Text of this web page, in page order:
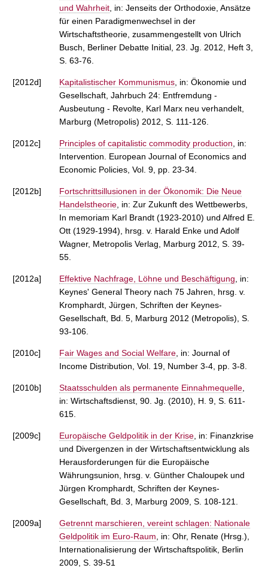
und Wahrheit , in: Jenseits der Orthodoxie, Ansätze
für einen Paradigmenwechsel in der
Wirtschaftstheorie, zusammengestellt von Ulrich
Busch, Berliner Debatte Initial, 23. Jg. 2012, Heft 3,
S. 63-76.
[2012d] Kapitalistischer Kommunismus , in: Ökonomie und
Gesellschaft, Jahrbuch 24: Entfremdung -
Ausbeutung - Revolte, Karl Marx neu verhandelt,
Marburg (Metropolis) 2012, S. 111-126.
[2012c] Principles of capitalistic commodity production , in:
Intervention. European Journal of Economics and
Economic Policies, Vol. 9, pp. 23-34.
[2012b]
Fortschrittsillusionen in der Ökonomik: Die Neue
Handelstheorie , in: Zur Zukunft des Wettbewerbs,
In memoriam Karl Brandt (1923-2010) und Alfred E.
Ott (1929-1994), hrsg. v. Harald Enke und Adolf
Wagner, Metropolis Verlag, Marburg 2012, S. 39-
55.
[2012a] Effektive Nachfrage, Löhne und Beschäftigung , in:
Keynes' General Theory nach 75 Jahren, hrsg. v.
Kromphardt, Jürgen, Schriften der Keynes-
Gesellschaft, Bd. 5, Marburg 2012 (Metropolis), S.
93-106.
[2010c] Fair Wages and Social Welfare , in: Journal of
Income Distribution, Vol. 19, Number 3-4, pp. 3-8.
[2010b] Staatsschulden als permanente Einnahmequelle
in: Wirtschaftsdienst, 90. Jg. (2010), H. 9, S. 611-
615.
[2009c] Europäische Geldpolitik in der Krise , in: Finanzkrise
und Divergenzen in der Wirtschaftsentwicklung als
Herausforderungen für die Europäische
Währungsunion, hrsg. v. Günther Chaloupek und
Jürgen Kromphardt, Schriften der Keynes-
Gesellschaft, Bd. 3, Marburg 2009, S. 108-121.
[2009a]
Getrennt marschieren, vereint schlagen: Nationale
Geldpolitik im Euro-Raum , in: Ohr, Renate (Hrsg.),
Internationalisierung der Wirtschaftspolitik, Berlin
2009, S. 39-51